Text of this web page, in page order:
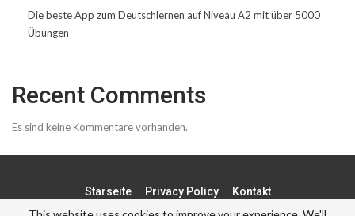
Die beste App zum Deutschlernen auf Niveau A2 mit über 5000
Übungen
Recent Comments
Es sind keine Kommentare vorhanden.
Starseite Privacy Policy Kontakt